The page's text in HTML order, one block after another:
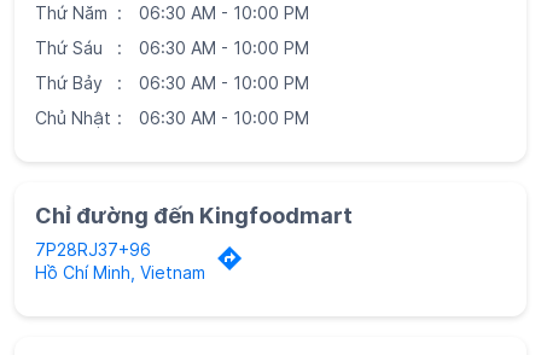
Thứ Năm
06:30 AM - 10:00 PM
Thứ Sáu
06:30 AM - 10:00 PM
Thứ Bảy
06:30 AM - 10:00 PM
Chủ Nhật
06:30 AM - 10:00 PM
Chỉ đường đến Kingfoodmart
7P28RJ37+96
Hồ Chí Minh, Vietnam